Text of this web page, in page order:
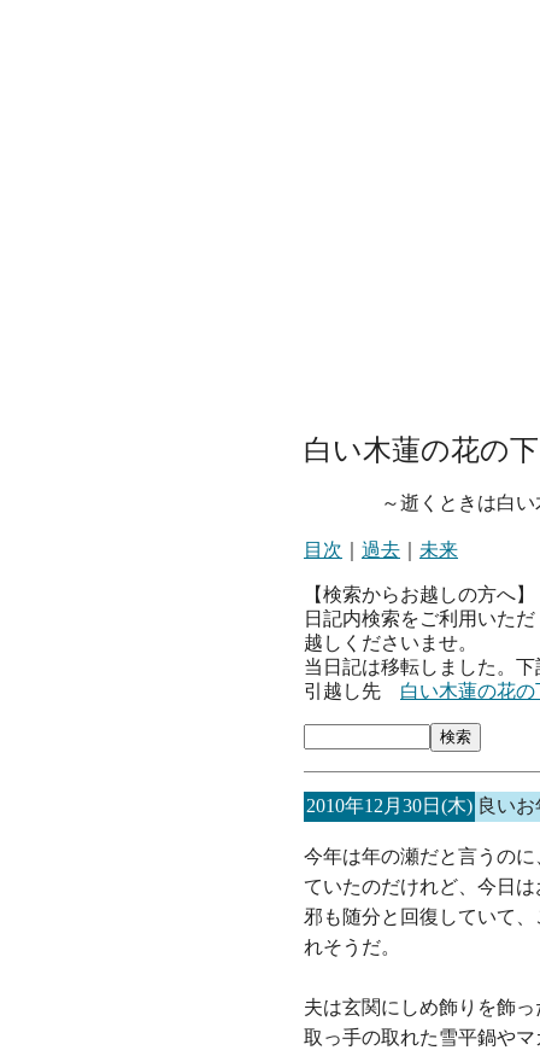
白い木蓮の花の
～逝くときは白い木
目次 過去 未来
【検索からお越しの方へ】
日記内検索をご利用いた
越しくださいませ。
当日記は移転しました。
引越し先 白い木蓮の花の
2010年12月30日(木) 良い
今年は年の瀬だと言うの
ていたのだけれど、今日
邪も随分と回復していて
れそうだ。
夫は玄関にしめ飾りを飾
取っ手の取れた雪平鍋や